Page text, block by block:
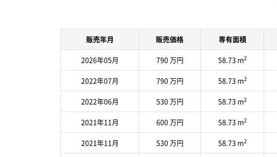
販売年月 販売価格 専有面積
2026年05月
790 万円 58.73 m2
2022年07月
790 万円 58.73 m2
2022年06月
530 万円 58.73 m2
2021年11月
600 万円 58.73 m2
2021年11月
530 万円 58.73 m2